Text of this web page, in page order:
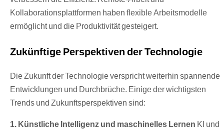
Kollaborationsplattformen haben flexible Arbeitsmodelle
ermöglicht und die Produktivität gesteigert.
Zukünftige Perspektiven der Technologie
Die Zukunft der Technologie verspricht weiterhin spannende
Entwicklungen und Durchbrüche. Einige der wichtigsten
Trends und Zukunftsperspektiven sind:
1. Künstliche Intelligenz und maschinelles Lernen KI und